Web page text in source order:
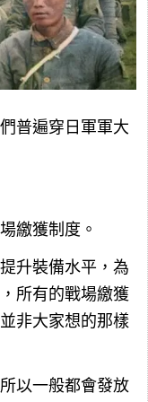
普遍穿日軍軍大
繳獲制度。
升裝備水平，為
所有的戰場繳獲
非大家想的那樣
以一般都會發放